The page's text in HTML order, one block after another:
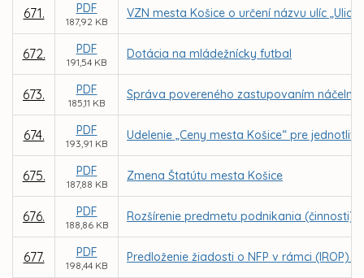
671. PDF
187,92 KB
VZN mesta Košice o určení názvu ulíc
672. PDF
191,54 KB
Dotácia na mládežnícky futbal
673. PDF
185,11 KB
Správa povereného zastupovaním
674. PDF
193,91 KB
Udelenie „Ceny mesta Košice“ pre
675. PDF
187,88 KB
Zmena Štatútu mesta Košice
676. PDF
188,86 KB
Rozšírenie predmetu podnikania (činnosti)
677. PDF
198,44 KB
Predloženie žiadosti o NFP v rámci (IROP)